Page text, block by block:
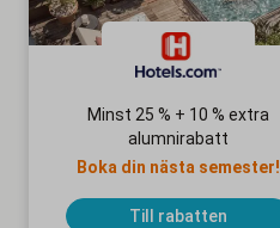
Minst 25 % + 10 % extra
alumnirabatt
Boka din nästa semester!
Till rabatten